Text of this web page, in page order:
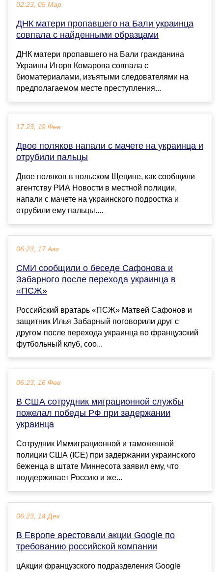
02:23, 05 Мар
ДНК матери пропавшего на Бали украинца
совпала с найденными образцами
ДНК матери пропавшего на Бали гражданина
Украины Игоря Комарова совпала с
биоматериалами, изъятыми следователями на
предполагаемом месте преступления...
17:23, 19 Фев
Двое поляков напали с мачете на украинца и
отрубили пальцы
Двое поляков в польском Щецине, как сообщили
агентству РИА Новости в местной полиции,
напали с мачете на украинского подростка и
отрубили ему пальцы....
06:23, 17 Авг
СМИ сообщили о беседе Сафонова и
Забарного после перехода украинца в
«ПСЖ»
Российский вратарь «ПСЖ» Матвей Сафонов и
защитник Илья Забарный поговорили друг с
другом после перехода украинца во французский
футбольный клуб, соо...
06:23, 16 Фев
В США сотрудник миграционной службы
пожелал победы РФ при задержании
украинца
Сотрудник Иммиграционной и таможенной
полиции США (ICE) при задержании украинского
беженца в штате Миннесота заявил ему, что
поддерживает Россию и же...
06:23, 14 Дек
В Европе арестовали акции Google по
требованию российской компании
цАкции французского подразделения Google